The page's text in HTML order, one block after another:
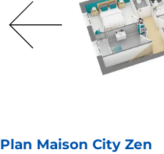
Plan Maison City Zen